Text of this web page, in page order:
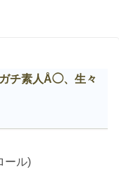
チ素人Å◯、生々
ール)